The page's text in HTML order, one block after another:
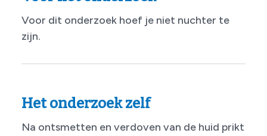
Voor dit onderzoek hoef je niet nuchter te
zijn.
Het onderzoek zelf
Na ontsmetten en verdoven van de huid prikt